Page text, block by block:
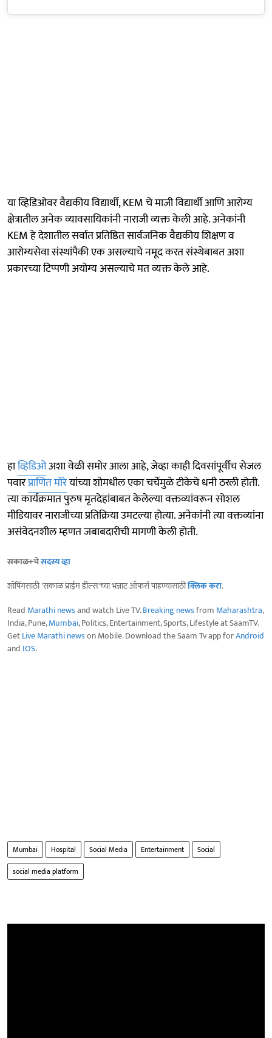
या व्हिडिओवर वैद्यकीय विद्यार्थी, KEM चे माजी विद्यार्थी आणि आरोग्य
क्षेत्रातील अनेक व्यावसायिकांनी नाराजी व्यक्त केली आहे. अनेकांनी
KEM हे देशातील सर्वात प्रतिष्ठित सार्वजनिक वैद्यकीय शिक्षण व
आरोग्यसेवा संस्थांपैकी एक असल्याचे नमूद करत संस्थेबाबत अशा
प्रकारच्या टिप्पणी अयोग्य असल्याचे मत व्यक्त केले आहे.
हाव्हिडिओअशा वेळी समोर आला आहे, जेव्हा काही दिवसांपूर्वीच सेजल
पवारप्राणित मोरेयांच्या शोमधील एका चर्चेमुळे टीकेचे धनी ठरली होती.
त्या कार्यक्रमात पुरुष मृतदेहांबाबत केलेल्या वक्तव्यांवरून सोशल
मीडियावर नाराजीच्या प्रतिक्रिया उमटल्या होत्या. अनेकांनी त्या वक्तव्यांना
असंवेदनशील म्हणत जबाबदारीची मागणी केली होती.
सकाळ+चेसदस्य व्हा
शॉपिंगसाठी 'सकाळ प्राईम डील्स'च्या भन्नाट ऑफर्स पाहण्यासाठीक्लिक करा.
Read Marathi newsand watch Live TV.Breaking newsfrom Maharashtra,
India, Pune,Mumbai, Politics, Entertainment, Sports, Lifestyle at SaamTV.
GetLive Marathi newson Mobile. Download the Saam Tv app forAndroid
and IOS.
Mumbai Hospital Social Media Entertainment
Social
social media platform